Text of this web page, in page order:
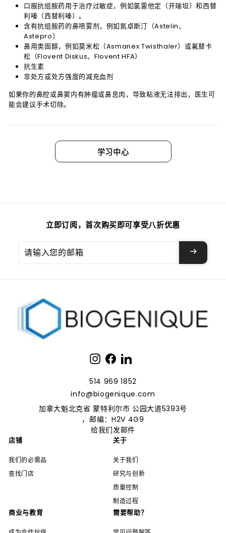
口服抗组胺药用于治疗过敏症，例如氯雷他定（开瑞坦）和西替
利嗪（西替利嗪）。
含有抗组胺药的鼻喷雾剂，例如氮卓斯汀（Astelin、
Astepro）
鼻用类固醇，例如莫米松（Asmanex Twisthaler）或氟替卡
松（Flovent Diskus、Flovent HFA）
抗生素
非处方或处方强度的减充血剂
如果你的鼻腔或鼻窦内有肿瘤或鼻息肉，导致粘液无法排出，医生可
能会建议手术切除。
学习中心
立即订阅，首次购买即可享受八折优惠
请
输
您
邮
Instagram
Facebook
LinkedIn
514 969 1852
info@biogenique.com
加拿大魁北克省 蒙特利尔市 公园大道5393号
，邮编：H2V 4G9
给我们发邮件
店铺
我们的必需品
查找门店
关于
关于我们
研究与创新
质量控制
制造过程
商业与教育 需要帮助？